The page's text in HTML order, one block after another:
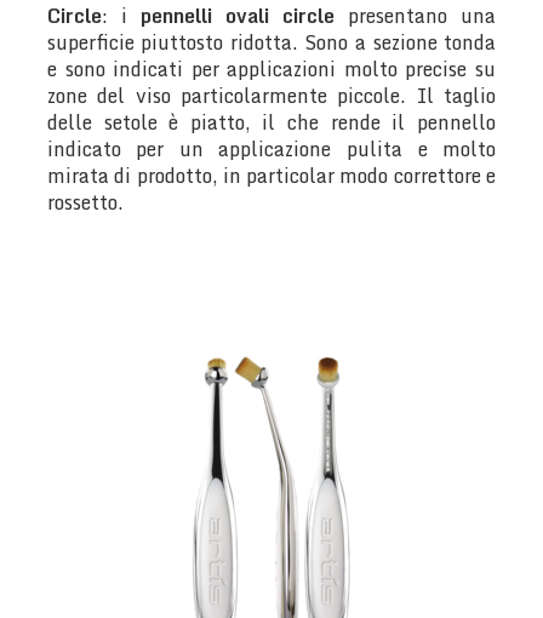
Circle: i pennelli ovali circle presentano una
superficie piuttosto ridotta. Sono a sezione tonda
e sono indicati per applicazioni molto precise su
zone del viso particolarmente piccole. Il taglio
delle setole è piatto, il che rende il pennello
indicato per un applicazione pulita e molto
mirata di prodotto, in particolar modo correttore e
rossetto.